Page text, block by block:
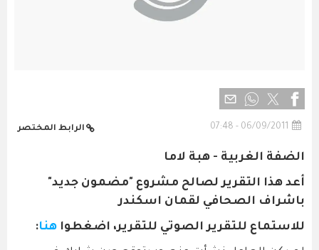
06/09/2011 - 07:48 الرابط المختصر
الضفة الغربية - هبة لاما
أعد هذا التقرير لصالح مشروع "مضمون جديد"
باشراف الصحافي لقمان اسكندر
للاستماع للتقرير الصوتي للتقرير، اضغطوا هنا: